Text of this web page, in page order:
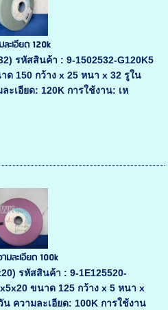
ะเอียด 120k
รหัสสินค้า : 9-1502532-G120K5
ด 150 กว้าง x 25 หนา x 32 รูใน
ะเอียด: 120K การใช้งาน: เห
มละเอียด 100k
รหัสสินค้า : 9-1E125520-
ขนาด 125 กว้าง x 5 หนา x
ความละเอียด: 100K การใช้งาน